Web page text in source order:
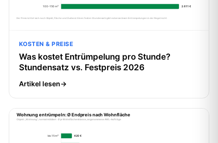
KOSTEN & PREISE
Was kostet Entrümpelung pro Stunde?
Stundensatz vs. Festpreis 2026
Artikel lesen→